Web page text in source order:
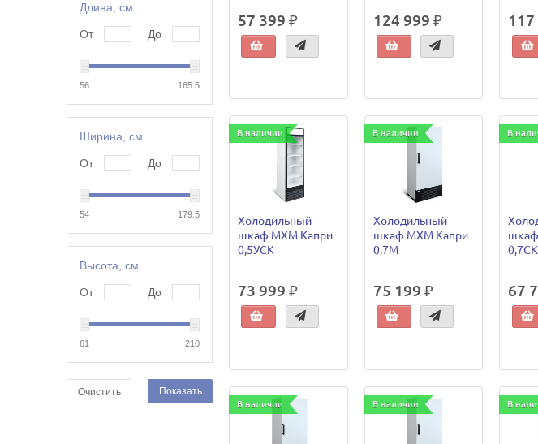
Длина, см
От До
56 165.5
Ширина, см
От До
54 179.5
Высота, см
От До
61 210
Очистить Показать
57 399 ₽ 124 999 ₽
В наличии
Холодильный
шкаф МХМ Капри
0,5УСК
73 999 ₽
В наличии
Холодильный
шкаф МХМ Капри
0,7М
75 199 ₽
В
0,7СК
67
В наличии В наличии В